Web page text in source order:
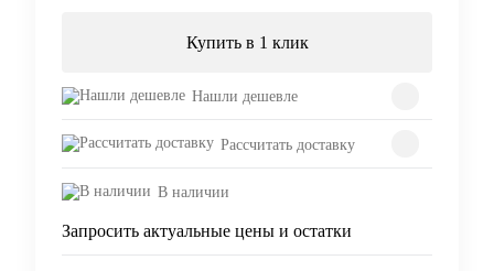
Купить в 1 клик
Нашли дешевле
Рассчитать доставку
В наличии
Запросить актуальные цены и остатки